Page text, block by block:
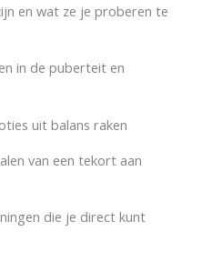
en wat ze je proberen te
in de puberteit en
uit balans raken
van een tekort aan
die je direct kunt